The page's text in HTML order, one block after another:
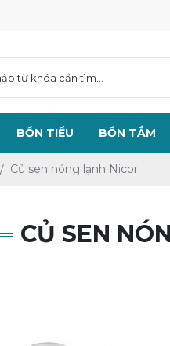
BỒN TIỂU BỒN TẮM
Củ sen nóng lạnh Nicor
CỦ SEN